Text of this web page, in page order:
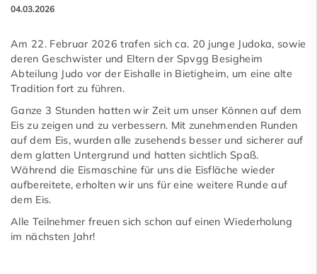
04.03.2026
Am 22. Februar 2026 trafen sich ca. 20 junge Judoka, sowie
deren Geschwister und Eltern der Spvgg Besigheim
Abteilung Judo vor der Eishalle in Bietigheim, um eine alte
Tradition fort zu führen.
Ganze 3 Stunden hatten wir Zeit um unser Können auf dem
Eis zu zeigen und zu verbessern. Mit zunehmenden Runden
auf dem Eis, wurden alle zusehends besser und sicherer auf
dem glatten Untergrund und hatten sichtlich Spaß.
Während die Eismaschine für uns die Eisfläche wieder
aufbereitete, erholten wir uns für eine weitere Runde auf
dem Eis.
Alle Teilnehmer freuen sich schon auf einen Wiederholung
im nächsten Jahr!